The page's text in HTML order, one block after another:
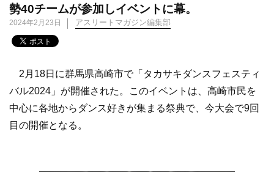
勢40チームが参加しイベントに幕。
2024年2月23日 アスリートマガジン編集部
2月18日に群馬県高崎市で「タカサキダンスフェスティ
バル2024」が開催された。このイベントは、高崎市民を
中心に各地からダンス好きが集まる祭典で、今大会で9回
目の開催となる。